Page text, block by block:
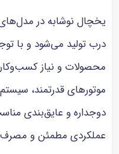
یخچال نوشابه در
درب تولید می‌شود و با
محصولات و نیاز
موتورهای قدرتمند،
دوجداره و عایق‌بندی
عملکردی مطمئن و مصرف